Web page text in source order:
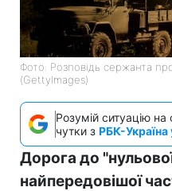
Фото: Розповідь сержанта
(GettyImages)
Розумій ситуацію
чутки з РБК-Україна
Дорога до "нульової
найпередовішої